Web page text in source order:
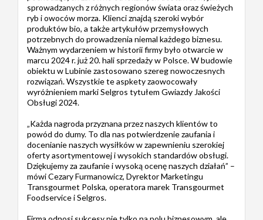
sprowadzanych z różnych regionów świata oraz świeżych
ryb i owoców morza. Klienci znajdą szeroki wybór
produktów bio, a także artykułów przemysłowych
potrzebnych do prowadzenia niemal każdego biznesu.
Ważnym wydarzeniem w historii firmy było otwarcie w
marcu 2024 r. już 20. hali sprzedaży w Polsce. W budowie
obiektu w Lubinie zastosowano szereg nowoczesnych
rozwiązań. Wszystkie te aspkety zaowocowały
wyróżnieniem marki Selgros tytułem Gwiazdy Jakości
Obsługi 2024.
„Każda nagroda przyznana przez naszych klientów to
powód do dumy. To dla nas potwierdzenie zaufania i
docenianie naszych wysiłków w zapewnieniu szerokiej
oferty asortymentowej i wysokich standardów obsługi.
Dziękujemy za zaufanie i wysoką ocenę naszych działań” –
mówi Cezary Furmanowicz, Dyrektor Marketingu
Transgourmet Polska, operatora marek Transgourmet
Foodservice i Selgros.